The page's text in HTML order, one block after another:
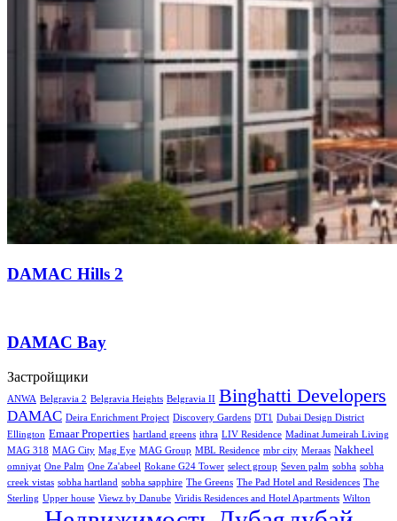
DAMAC Hills 2
DAMAC Bay
Застройщики
ANWA Belgravia 2 Belgravia Heights Belgravia II Binghatti Developers
DAMAC Deira Enrichment Project Discovery Gardens DT1
Dubai Design District
Ellington Emaar Properties hartland greens ithra LIV Residence Madinat Jumeirah Living
MAG 318 MAG City Mag Eye MAG Group MBL Residence mbr city Meraas Nakheel
omniyat One Palm One Za'abeel Rokane G24 Tower select group Seven palm sobha sobha
creek vistas sobha hartland sobha sapphire The Greens The Pad Hotel and Residences The
Sterling Upper house Viewz by Danube Viridis Residences and Hotel Apartments Wilton